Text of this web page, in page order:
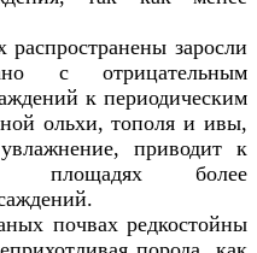
заросли
с отрицательным
к периодическим
ольхи, тополя и ивы,
приводит к
площадях более
почвах редкостойны